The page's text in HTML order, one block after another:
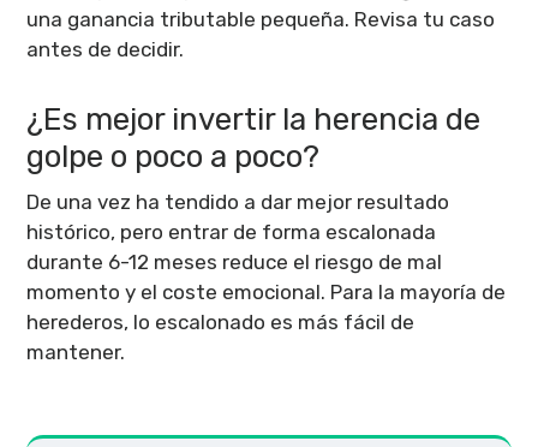
una ganancia tributable pequeña. Revisa tu caso
antes de decidir.
¿Es mejor invertir la herencia de
golpe o poco a poco?
De una vez ha tendido a dar mejor resultado
histórico, pero entrar de forma escalonada
durante 6-12 meses reduce el riesgo de mal
momento y el coste emocional. Para la mayoría de
herederos, lo escalonado es más fácil de
mantener.